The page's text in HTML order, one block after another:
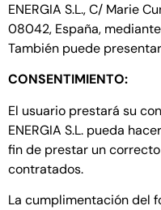
ENERGIA S.L., C/ Marie
08042, España,
También puede
CONSENTIMIENTO:
El usuario prestará su
ENERGIA S.L. pueda
fin de prestar un
contratados.
La cumplimentación del